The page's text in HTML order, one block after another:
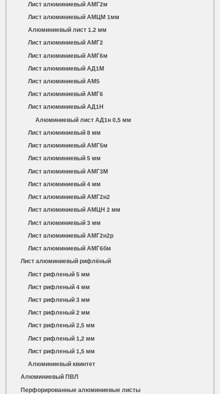
Лист алюминиевый АМГ2м
Лист алюминиевый АМЦМ 1мм
Алюминиевый лист 1.2 мм
Лист алюминиевый АМГ2
Лист алюминиевый АМГ6м
Лист алюминиевый АД1М
Лист алюминиевый АМ5
Лист алюминиевый АМГ6
Лист алюминиевый АД1Н
Алюминиевый лист АД1н 0,5 мм
Лист алюминиевый 8 мм
Лист алюминиевый АМГ5м
Лист алюминиевый 5 мм
Лист алюминиевый АМГ3М
Лист алюминиевый 4 мм
Лист алюминиевый АМГ2н2
Лист алюминиевый АМЦН 2 мм
Лист алюминиевый 3 мм
Лист алюминиевый АМГ2н2р
Лист алюминиевый АМГ6бм
Лист алюминиевый рифлёный
Лист рифленый 5 мм
Лист рифленый 4 мм
Лист рифленый 3 мм
Лист рифленый 2 мм
Лист рифленый 2,5 мм
Лист рифленый 1,2 мм
Лист рифленый 1,5 мм
Алюминиевый квинтет
Алюминиевый ПВЛ
Перфорированные алюминиевые листы